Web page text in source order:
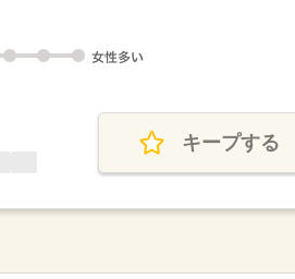
キープする